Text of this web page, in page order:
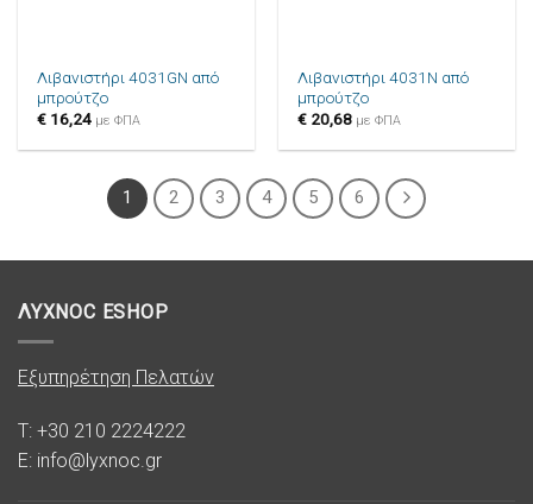
Λιβανιστήρι 4031GN από
μπρούτζο
€ 16,24 με ΦΠΑ
Λιβανιστήρι 4031N από
μπρούτζο
€ 20,68 με ΦΠΑ
1 2 3 4 5 6
ΛΥΧΝΟC ESHOP
Εξυπηρέτηση Πελατών
T: +30 210 2224222
E: info@lyxnoc.gr